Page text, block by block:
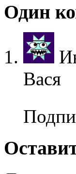
Один
Вася